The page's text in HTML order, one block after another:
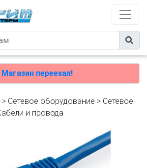
Магазин переехал!
> Сетевое оборудование > Cетевое
и провода